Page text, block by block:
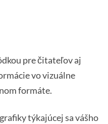
pre čitateľov aj
vo vizuálne
formáte.
týkajúcej sa vášho